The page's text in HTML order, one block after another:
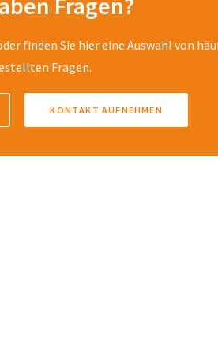
finden Sie hier eine Auswahl von
Fragen.
KONTAKT AUFNEHMEN